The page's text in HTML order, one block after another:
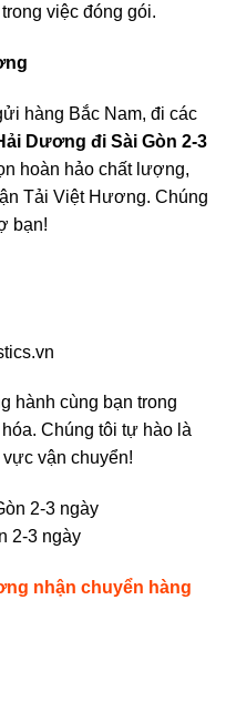
việc đóng gói.
hàng Bắc Nam, đi các
Dương đi Sài Gòn 2-3
hoàn hảo chất lượng,
Tải Việt Hương. Chúng
bạn!
hành cùng bạn trong
Chúng tôi tự hào là
vận chuyển!
2-3 ngày
nhận chuyển hàng